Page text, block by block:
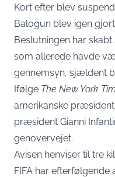
Kort efter blev
Balogun blev igen
Beslutningen har
som allerede havde
gennemsyn, sjældent
Ifølge The New York
amerikanske
præsident Gianni
genovervejet.
Avisen henviser til tre
FIFA har efterfølgende